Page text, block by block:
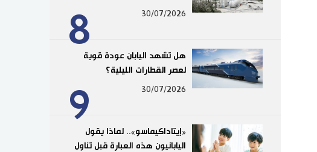
8
30/07/2026
9
هل تشهد اليابان عودة قوية
لعصر القطارات الليلية؟
30/07/2026
«إيتاداكيماسو».. لماذا يقول
اليابانيون هذه العبارة قبل تناول